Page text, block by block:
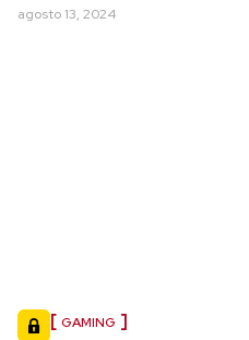
agosto 13, 2024
GAMING